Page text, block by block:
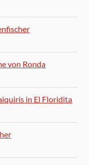
von Ronda
in El Floridita